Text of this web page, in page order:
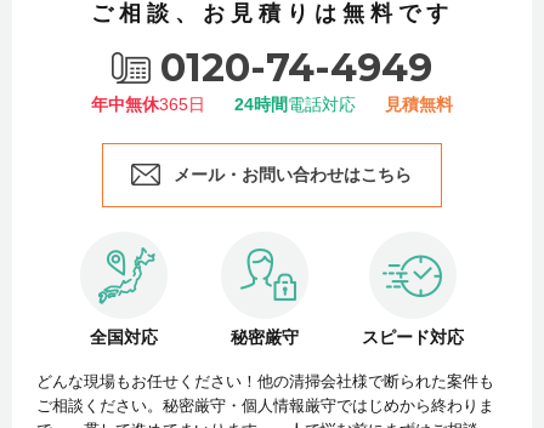
ご相談、お見積りは無料です
0120-74-4949
年中無休365日 24時間電話対応 見積無料
メール・お問い合わせはこちら
全国対応 秘密厳守 スピード対応
どんな現場もお任せください！他の清掃会社様で断られた案件も
ご相談ください。秘密厳守・個人情報厳守ではじめから終わりま